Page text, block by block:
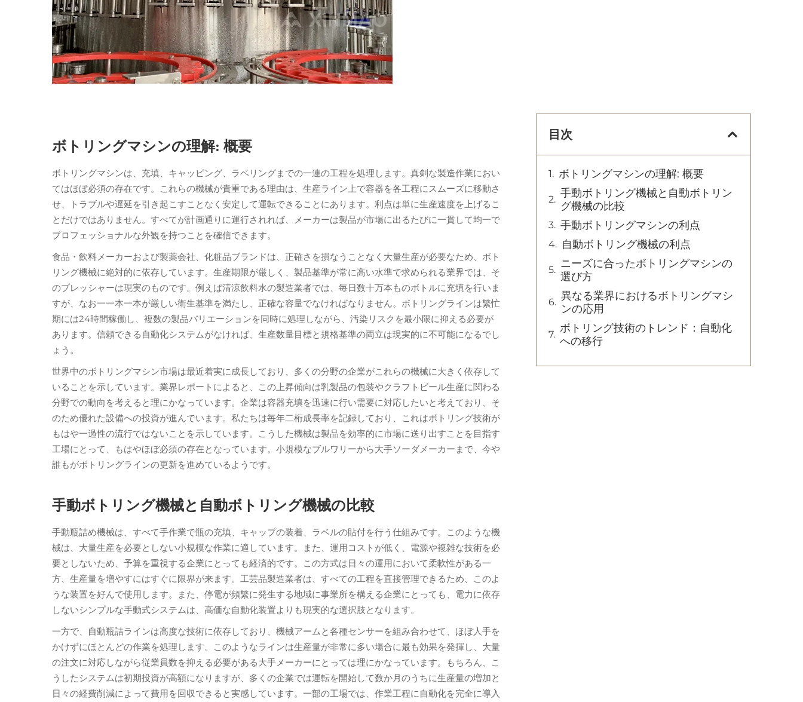
ボトリングマシンの理解: 概要
ボトリングマシンは、充填、キャッピング、ラベリングまでの一連の工程を処理します。真剣な製造作業におい
てはほぼ必須の存在です。これらの機械が貴重である理由は、生産ライン上で容器を各工程にスムーズに移動さ
せ、トラブルや遅延を引き起こすことなく安定して運転できることにあります。利点は単に生産速度を上げるこ
とだけではありません。すべてが計画通りに運行されれば、メーカーは製品が市場に出るたびに一貫して均一で
プロフェッショナルな外観を持つことを確信できます。
食品・飲料メーカーおよび製薬会社、化粧品ブランドは、正確さを損なうことなく大量生産が必要なため、ボト
リング機械に絶対的に依存しています。生産期限が厳しく、製品基準が常に高い水準で求められる業界では、そ
のプレッシャーは現実のものです。例えば清涼飲料水の製造業者では、毎日数十万本ものボトルに充填を行いま
すが、なお一一本一本が厳しい衛生基準を満たし、正確な容量でなければなりません。ボトリングラインは繁忙
期には24時間稼働し、複数の製品バリエーションを同時に処理しながら、汚染リスクを最小限に抑える必要が
あります。信頼できる自動化システムがなければ、生産数量目標と規格基準の両立は現実的に不可能になるでし
ょう。
世界中のボトリングマシン市場は最近着実に成長しており、多くの分野の企業がこれらの機械に大きく依存して
いることを示しています。業界レポートによると、この上昇傾向は乳製品の包装やクラフトビール生産に関わる
分野での動向を考えると理にかなっています。企業は容器充填を迅速に行い需要に対応したいと考えており、そ
のため優れた設備への投資が進んでいます。私たちは毎年二桁成長率を記録しており、これはボトリング技術が
もはや一過性の流行ではないことを示しています。こうした機械は製品を効率的に市場に送り出すことを目指す
工場にとって、もはやほぼ必須の存在となっています。小規模なブルワリーから大手ソーダメーカーまで、今や
誰もがボトリングラインの更新を進めているようです。
手動ボトリング機械と自動ボトリング機械の比較
手動瓶詰め機械は、すべて手作業で瓶の充填、キャップの装着、ラベルの貼付を行う仕組みです。このような機
械は、大量生産を必要としない小規模な作業に適しています。また、運用コストが低く、電源や複雑な技術を必
要としないため、予算を重視する企業にとっても経済的です。この方式は日々の運用において柔軟性がある一
方、生産量を増やすにはすぐに限界が来ます。工芸品製造業者は、すべての工程を直接管理できるため、このよ
うな装置を好んで使用します。また、停電が頻繁に発生する地域に事業所を構える企業にとっても、電力に依存
しないシンプルな手動式システムは、高価な自動化装置よりも現実的な選択肢となります。
一方で、自動瓶詰ラインは高度な技術に依存しており、機械アームと各種センサーを組み合わせて、ほぼ人手を
かけずにほとんどの作業を処理します。このようなラインは生産量が非常に多い場合に最も効果を発揮し、大量
の注文に対応しながら従業員数を抑える必要がある大手メーカーにとっては理にかなっています。もちろん、こ
うしたシステムは初期投資が高額になりますが、多くの企業では運転を開始して数か月のうちに生産量の増加と
日々の経費削減によって費用を回収できると実感しています。一部の工場では、作業工程に自動化を完全に導入
目次
ボトリングマシンの理解: 概要
手動ボトリング機械と自動ボトリン
グ機械の比較
手動ボトリングマシンの利点
自動ボトリング機械の利点
ニーズに合ったボトリングマシンの
選び方
異なる業界におけるボトリングマシ
ンの応用
ボトリング技術のトレンド：自動化
への移行